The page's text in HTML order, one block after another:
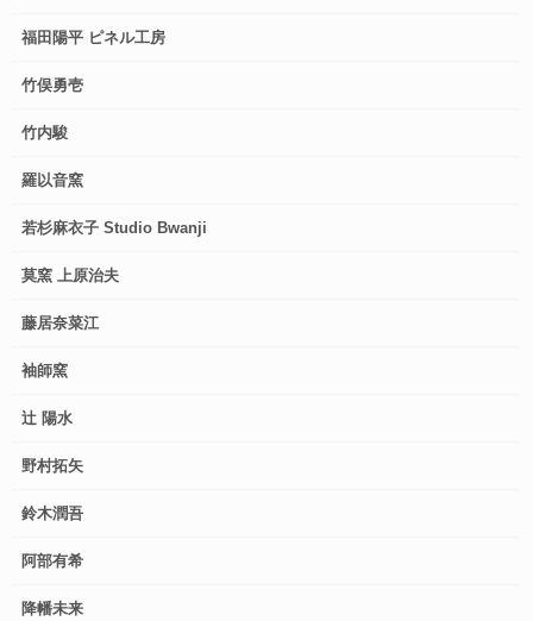
福田陽平 ピネル工房
竹俣勇壱
竹内駿
羅以音窯
若杉麻衣子 Studio Bwanji
莫窯 上原治夫
藤居奈菜江
袖師窯
辻 陽水
野村拓矢
鈴木潤吾
阿部有希
降幡未来